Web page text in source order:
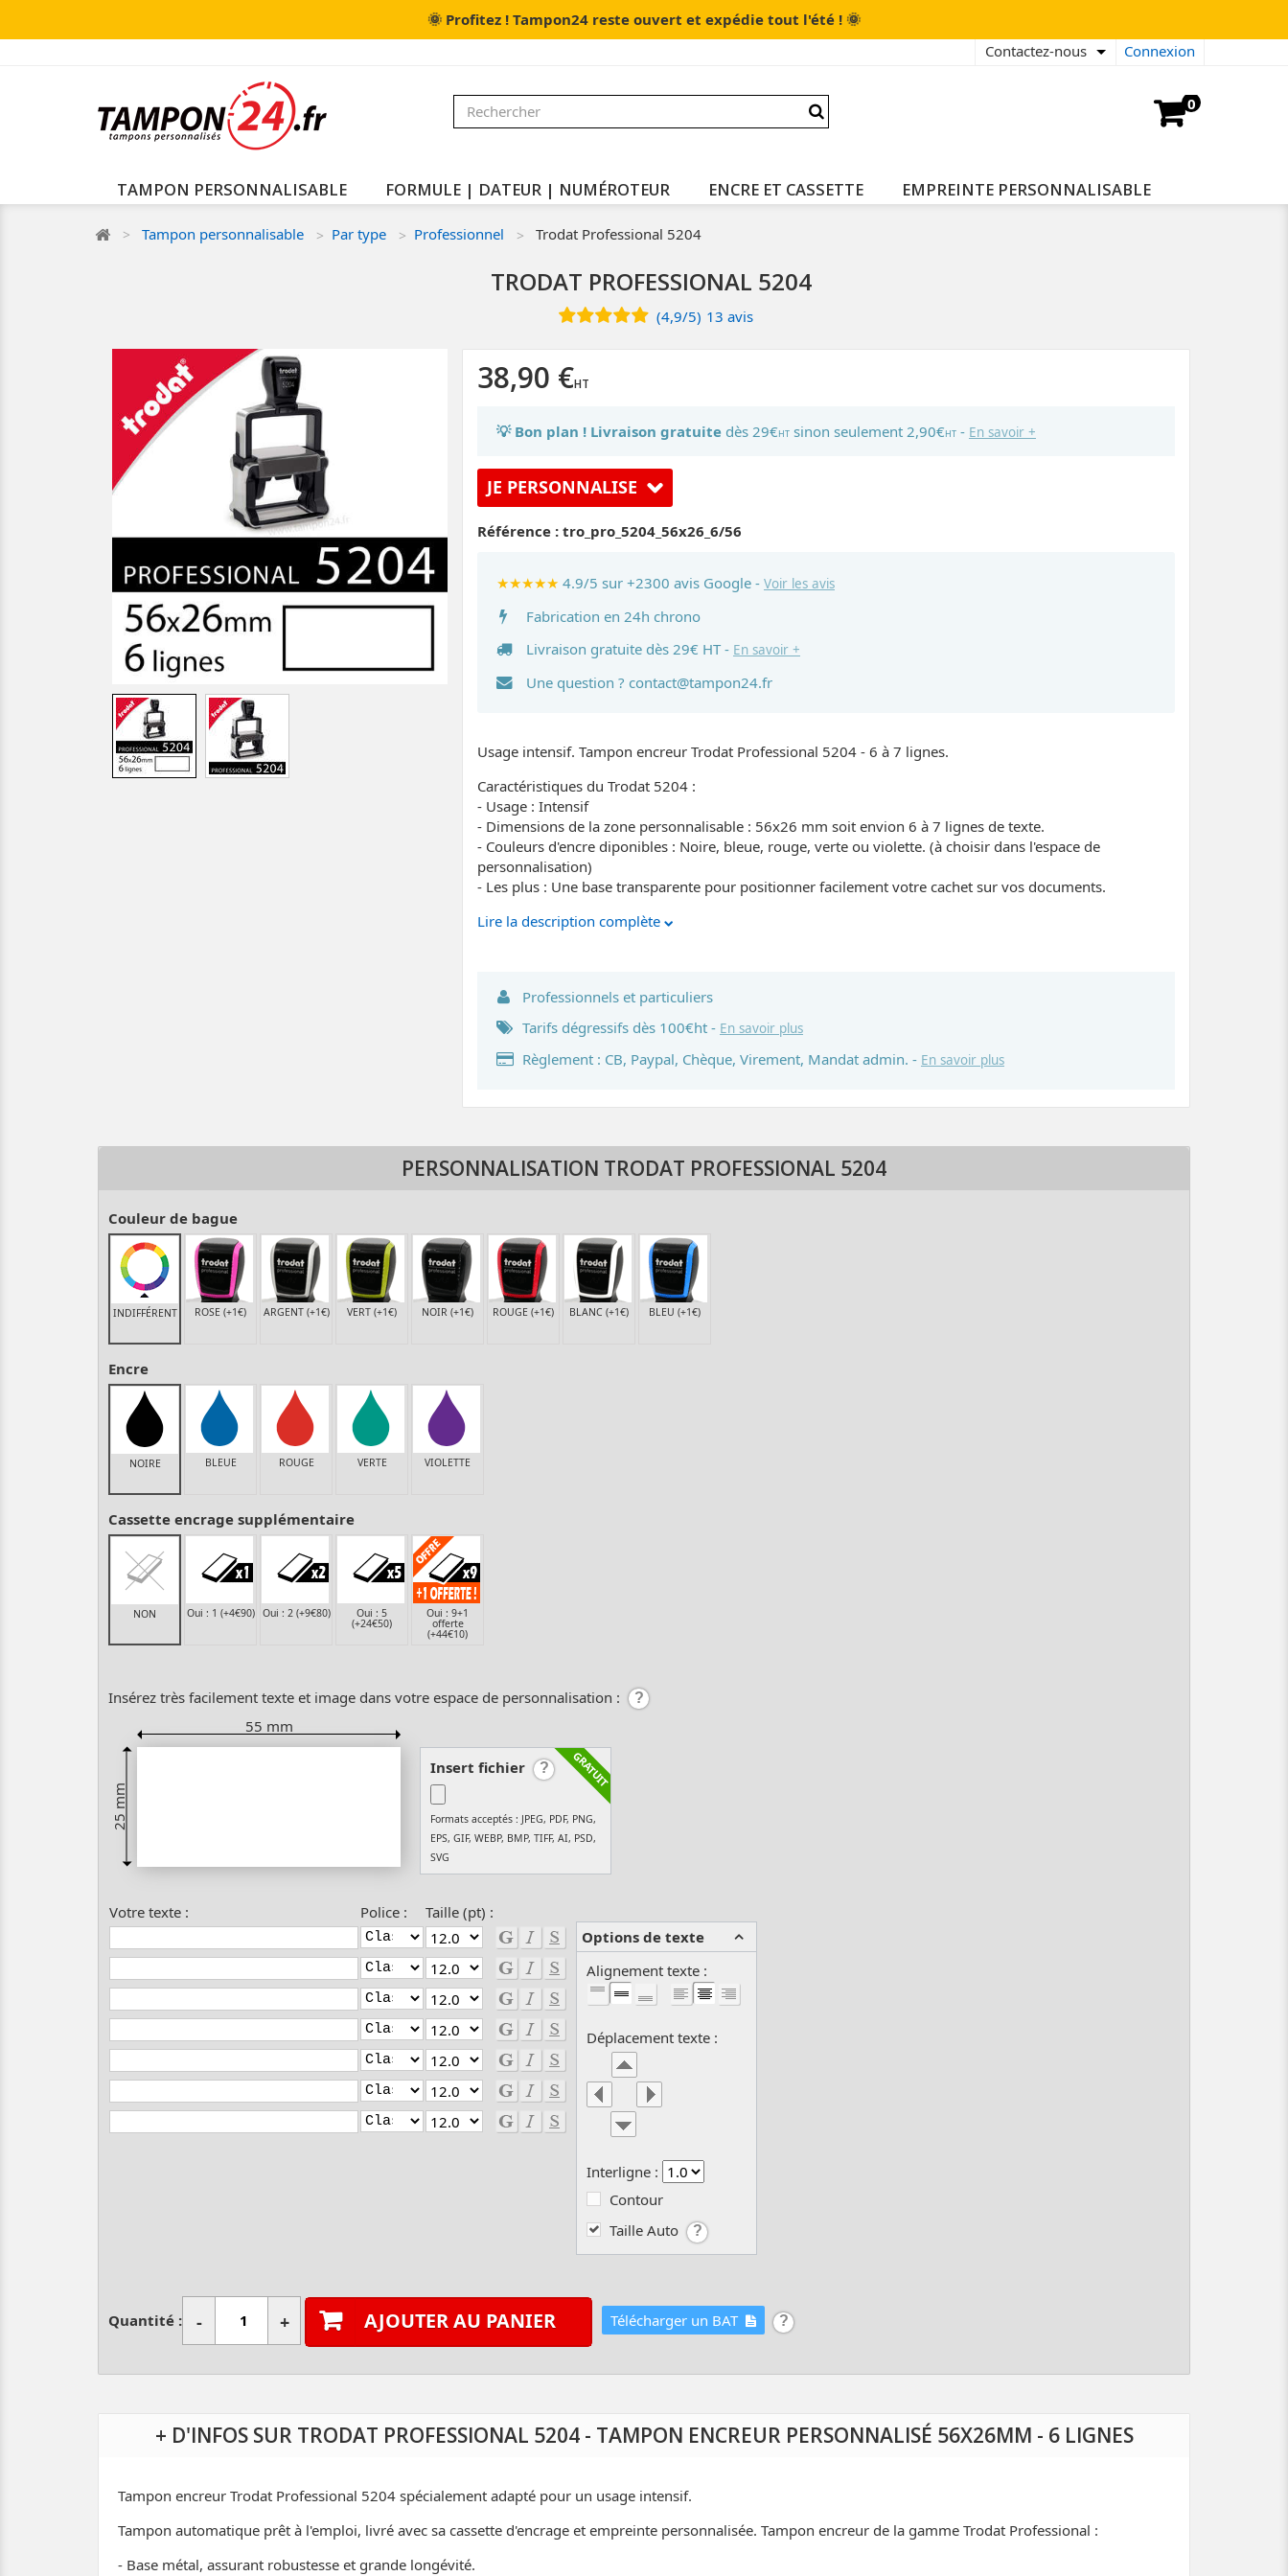
🌞 Profitez ! Tampon24 reste ouvert et expédie tout l'été ! 🌞
Connexion
Contactez-nous
0
TAMPON PERSONNALISABLE FORMULE | DATEUR | NUMÉROTEUR ENCRE ET CASSETTE EMPREINTE PERSONNALISABLE
Tampon personnalisable Par type Professionnel Trodat Professional 5204
TRODAT PROFESSIONAL 5204
(4,9/5) 13 avis
38,90 €
💡 Bon plan ! Livraison gratuitedès 29€HTsinon seulement 2,90€HT- En savoir +
JE PERSONNALISE
Référence : tro_pro_5204_56x26_6/56
★★★★★ 4.9/5 sur +2300 avis Google - Voir les avis
Fabrication en 24h chrono
Livraison gratuite dès 29€ HT - En savoir +
Une question ? contact@tampon24.fr
Usage intensif. Tampon encreur Trodat Professional 5204 - 6 à 7 lignes.
Caractéristiques du Trodat 5204 :
- Usage : Intensif
- Dimensions de la zone personnalisable : 56x26 mm soit envion 6 à 7 lignes de texte.
- Couleurs d'encre diponibles : Noire, bleue, rouge, verte ou violette. (à choisir dans l'espace de
personnalisation)
- Les plus : Une base transparente pour positionner facilement votre cachet sur vos documents.
Lire la description complète
Professionnels et particuliers
Tarifs dégressifs dès 100€ht - En savoir plus
Règlement : CB, Paypal, Chèque, Virement, Mandat admin. - En savoir plus
PERSONNALISATION TRODAT PROFESSIONAL 5204
Couleur de bague
INDIFFÉRENT ROSE (+1€) ARGENT (+1€) VERT (+1€) NOIR (+1€) ROUGE (+1€) BLANC (+1€) BLEU (+1€)
Encre
NOIRE BLEUE ROUGE VERTE VIOLETTE
Cassette encrage supplémentaire
NON Oui : 1 (+4€90) Oui : 2 (+9€80) Oui : 5
(+24€50)
Oui : 9+1
offerte
(+44€10)
Insérez très facilement texte et image dans votre espace de personnalisation :
55 mm
25 mm
Insert fichier
Formats acceptés : JPEG, PDF, PNG,
EPS, GIF, WEBP, BMP, TIFF, AI, PSD,
SVG
Votre texte : Police :
Taille (pt) :
Options de texte
Alignement texte :
Déplacement texte :
Interligne :
Contour
Taille Auto
Quantité : - + AJOUTER AU PANIER Télécharger un BAT
+ D'INFOS SUR TRODAT PROFESSIONAL 5204 - TAMPON ENCREUR PERSONNALISÉ 56X26MM - 6 LIGNES
Tampon encreur Trodat Professional 5204 spécialement adapté pour un usage intensif.
Tampon automatique prêt à l'emploi, livré avec sa cassette d'encrage et empreinte personnalisée. Tampon encreur de la gamme Trodat Professional :
- Base métal, assurant robustesse et grande longévité.